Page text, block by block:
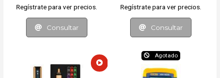
Regístrate para ver precios.
Consultar
Regístrate para ver precios.
Consultar
Agotado